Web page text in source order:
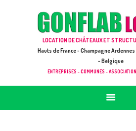
LOCATION DE CHÂTEAUX ET
Hauts de France - Champagne
- Belgique
ENTREPRISES - COMMUNES -
GONFLAB
ACCUEIL
JEUX À LOUER &
CATALOGUE / TARIF
DEMANDE DE DEVIS (SOUS